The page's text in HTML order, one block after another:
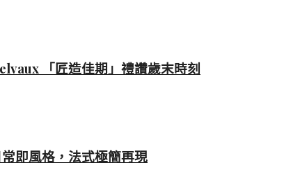
「匠造佳期」禮讚歲末時刻
即風格，法式極簡再現